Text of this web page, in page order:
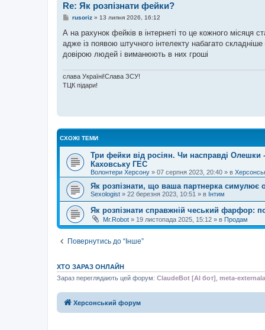
н
я
Re: Як розпізнати фейки?
П
в
д
о
н
н
rusoriz» 13 липня 2026, 16:12
А на рахунок фейків в інтернеті то це кожного
адже із появою штучного інтелекту набагато
довірою людей і виманюють в них гроші
слава Україні!Слава ЗСУ!
ТЦК підари!
СХОЖІ ТЕМИ
Три фейки від росіян. Чи насправді Олешки
Каховську ГЕС
Волонтери Херсону » 07 серпня 2023, 20:40 » в
Як розпізнати, що ваша партнерка симулює
Sexologist » 22 березня 2023, 10:51 » в Інтим
Як розпізнати справжній чеський фарфор:
Mr.Robot » 19 листопада 2025, 15:12 » в Продам
Повернутись до “Інше”
ХТО ЗАРАЗ ОНЛАЙН
Зараз переглядають цей форум: ClaudeBot [AI бот] , meta-
Херсонський форум